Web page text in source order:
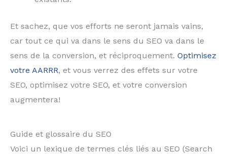
Et sachez, que vos efforts ne seront jamais vains,
car tout ce qui va dans le sens du SEO va dans le
sens de la conversion, et réciproquement. Optimisez
votre AARRR, et vous verrez des effets sur votre
SEO, optimisez votre SEO, et votre conversion
augmentera!
Guide et glossaire du SEO
Voici un lexique de termes clés liés au SEO (Search